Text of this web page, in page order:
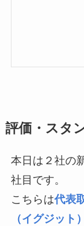
評価・スタ
本日は２社の
社目です。
こちらは代表
（イグジット